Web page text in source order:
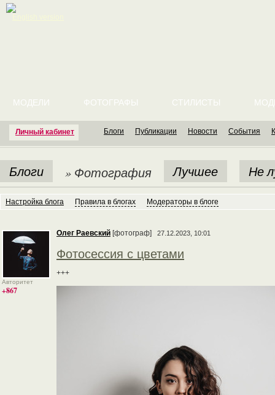
Личный кабинет
МОДЕЛИ ФОТОГРАФЫ СТИЛИСТЫ
Блоги Публикации Новости События
Блоги » Фотография Лучшее Не
Настройка блога Правила в блогах Модераторы в блоге
Авторитет
+867
Олег Раевский [фотограф] 27.12.2023, 10:01
Фотосессия с цветами
+++